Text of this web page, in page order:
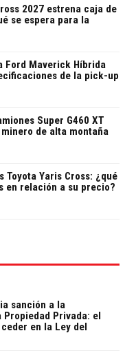
2027 estrena caja de
se espera para la
Ford Maverick Híbrida
de la pick-up
Super G460 XT
de alta montaña
Toyota Yaris Cross: ¿qué
en relación a su precio?
sanción a la
Privada: el
en la Ley del